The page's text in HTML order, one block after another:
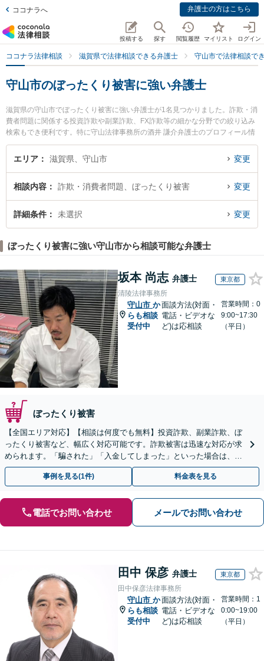
ココナラへ 弁護士の方はこちら
投稿する 探す 閲覧履歴 マイリスト ログイン
ココナラ法律相談 滋賀県で法律相談できる弁護士 守山市で法律相談で
守山市のぼったくり被害に強い弁護士
滋賀県の守山市でぼったくり被害に強い弁護士が1名見つかりました。詐欺・消
費者問題に関係する投資詐欺や副業詐欺、FX詐欺等の細かな分野での絞り込み
検索もでき便利です。特に守山法律事務所の酒井 謙介弁護士のプロフィール情
報や弁護士費用、強みなどが注目されています。『守山市で土日や夜間に発生
したぼったくり被害のトラブルを今すぐに弁護士に相談したい』『ぼったくり
被害のトラブル解決の実績豊富な近くの弁護士を検索したい』『初回相談無料
でお困りの相談者さんにおすすめです。
エリア 滋賀県、守山市 変更
相談内容 詐欺・消費者問題、ぼったくり被害 変更
詳細条件 未選択 変更
ぼったくり被害に強い守山市から相談可能な弁護士
坂本 尚志 弁護士 東京都
清陵法律事務所
守山市 か
らも相談
受付中
面談方法(対面・
電話・ビデオな
ど)は応相談
営業時間：0
9:00~17:30
（平日）
ぼったくり被害
【全国エリア対応】【相談は何度でも無料】投資詐欺、副業詐欺、ぼ
ったくり被害など、幅広く対応可能です。詐欺被害は迅速な対応が求
められます。「騙された」「入金してしまった」といった場合は、お
早めにご相談ください。【電話・メール・WEB相談可】
事例を見る(1件) 料金表を見る
電話でお問い合わせ メールでお問い合わせ
田中 保彦 弁護士 東京都
田中保彦法律事務所
守山市 か
らも相談
受付中
面談方法(対面・
電話・ビデオな
ど)は応相談
営業時間：1
0:00~19:00
（平日）